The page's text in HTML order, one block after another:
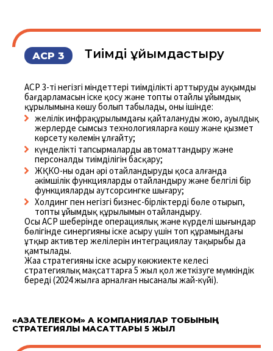
АСР 3 Тиімді ұйымдастыру
АСР 3-тің негізгі міндеттері тиімділікті арттырудың ауқымды
бағдарламасын іске қосу және топтың оңтайлы ұйымдық
құрылымына көшу болып табылады, оның ішінде:
желілік инфрақұрылымдағы қайталануды жою, ауылдық
жерлерде сымсыз технологияларға көшу және қызмет
көрсету көлемін ұлғайту;
күнделікті тапсырмаларды автоматтандыру және
персоналдың тиімділігін басқару;
ЖҚКО-ны одан әрі оңтайландыруды қоса алғанда
әкімшілік функцияларды оңтайландыру және белгілі бір
функцияларды аутсорсингке шығару;
Холдинг пен негізгі бизнес-бірліктерді бөле отырып,
топтың ұйымдық құрылымын оңтайландыру.
Осы АСР шеңберінде операциялық және күрделі шығындар
бөлігінде синергияны іске асыру үшін топ құрамындағы
ұтқыр активтер желілерін интеграциялау тақырыбы да
қамтылады.
Жаңа стратегияны іске асыру көкжиекте келесі
стратегиялық мақсаттарға 5 жыл қол жеткізуге мүмкіндік
береді (2024 жылға арналған нысаналы жай-күйі).
«ҚАЗАҚТЕЛЕКОМ» АҚ КОМПАНИЯЛАР ТОБЫНЫҢ
СТРАТЕГИЯЛЫҚ МАҚСАТТАРЫ 5 ЖЫЛ